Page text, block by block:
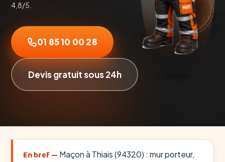
4,8/5.
01 85 10 00 28
Devis gratuit sous 24h
En bref — Maçon à Thiais (94320) : mur porteur,